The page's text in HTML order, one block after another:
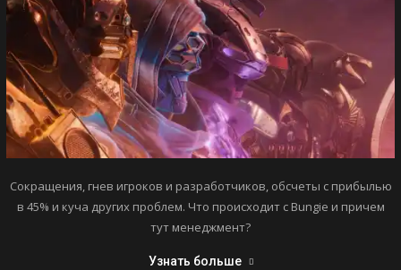
Сокращения, гнев игроков и разработчиков, обсчеты с прибылью
в 45% и куча других проблем. Что происходит с Bungie и причем
тут менеджмент?
Узнать больше